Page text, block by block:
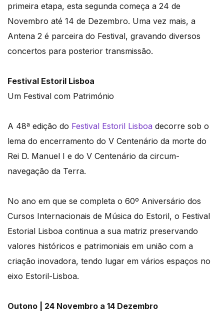
primeira etapa, esta segunda começa a 24 de
Novembro até 14 de Dezembro. Uma vez mais, a
Antena 2 é parceira do Festival, gravando diversos
concertos para posterior transmissão.
Festival Estoril Lisboa
Um Festival com Património
A 48ª edição do Festival Estoril Lisboa decorre sob o
lema do encerramento do V Centenário da morte do
Rei D. Manuel I e do V Centenário da circum-
navegação da Terra.
No ano em que se completa o 60º Aniversário dos
Cursos Internacionais de Música do Estoril, o Festival
Estorial Lisboa continua a sua matriz preservando
valores históricos e patrimoniais em união com a
criação inovadora, tendo lugar em vários espaços no
eixo Estoril-Lisboa.
Outono | 24 Novembro a 14 Dezembro